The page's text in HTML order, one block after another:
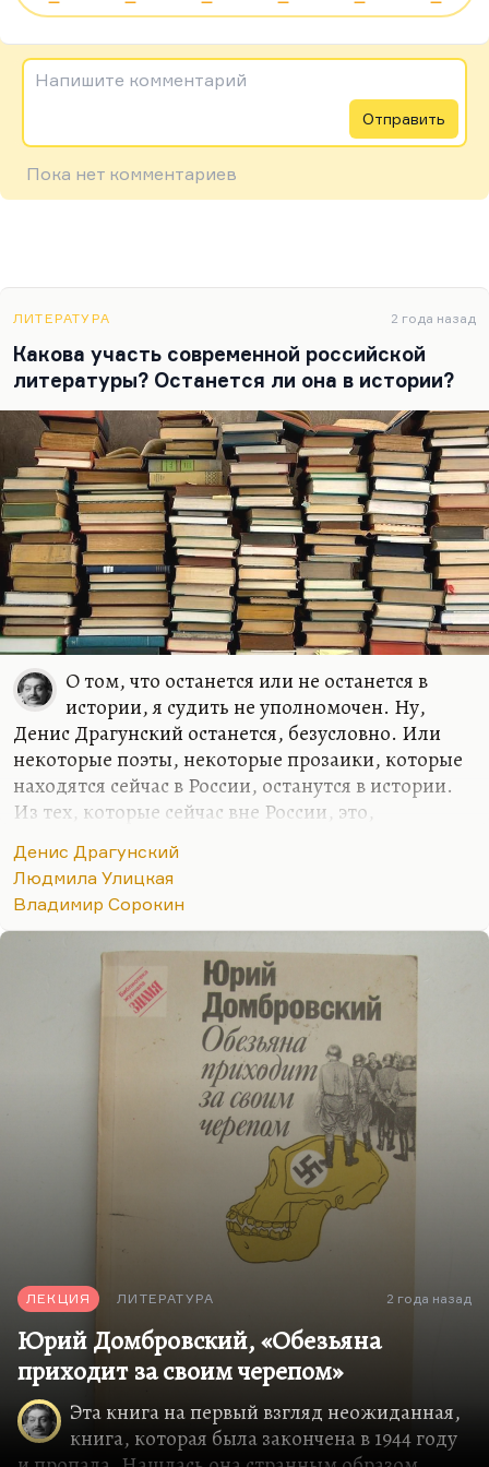
Напишите комментарий
Отправить
Пока нет комментариев
ЛИТЕРАТУРА 2 года назад
Какова участь современной российской
литературы? Останется ли она в истории?
О том, что останется или не останется в
истории, я судить не уполномочен. Ну,
Денис Драгунский останется, безусловно. Или
некоторые поэты, некоторые прозаики, которые
находятся сейчас в России, останутся в истории.
Из тех, которые сейчас вне России, это,
«Маленький рай» и с предыдущими. Она – один
из самых думающих сегодня людей. Безусловно,
Улицкая – она себе место обеспечила, Сорокин
Я думаю, что хорошие шансы есть у молодых
авторов – у тех, кому сегодня, условно говоря, лет
двадцать пять, как Илье Воронову.
Если вопрос был о тех вписавшихся в
литературный контекст, кто подсуетился и…
Денис Драгунский
Людмила Улицкая
Владимир Сорокин
ЛЕКЦИЯ ЛИТЕРАТУРА 2 года назад
Юрий Домбровский, «Обезьяна
приходит за своим черепом»
Эта книга на первый взгляд неожиданная,
книга, которая была закончена в 1944 году